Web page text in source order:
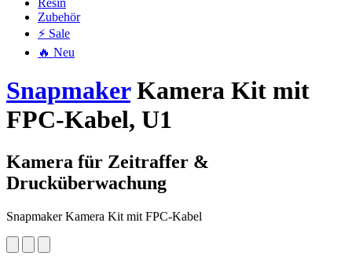
Resin
Zubehör
⚡ Sale
🔥 Neu
SnapmakerKamera Kit mit
FPC-Kabel, U1
Kamera für Zeitraffer &
Drucküberwachung
Snapmaker Kamera Kit mit FPC-Kabel